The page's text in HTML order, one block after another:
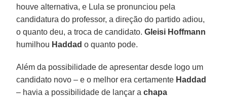
houve alternativa, e Lula se pronunciou pela
candidatura do professor, a direção do partido adiou,
o quanto deu, a troca de candidato. Gleisi Hoffmann
humilhou Haddad o quanto pode.
Além da possibilidade de apresentar desde logo um
candidato novo – e o melhor era certamente Haddad
– havia a possibilidade de lançar achapa